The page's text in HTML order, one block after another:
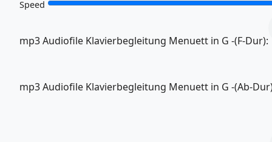
Speed
mp3 Audiofile Klavierbegleitung Menuett in G -(F-Dur):
mp3 Audiofile Klavierbegleitung Menuett in G -(Ab-